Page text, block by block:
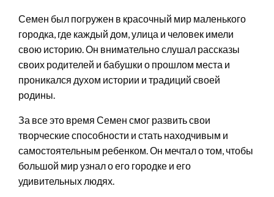
Семен был погружен в красочный мир маленького
городка, где каждый дом, улица и человек имели
свою историю. Он внимательно слушал рассказы
своих родителей и бабушки о прошлом места и
проникался духом истории и традиций своей
родины.
За все это время Семен смог развить свои
творческие способности и стать находчивым и
самостоятельным ребенком. Он мечтал о том, чтобы
большой мир узнал о его городке и его
удивительных людях.